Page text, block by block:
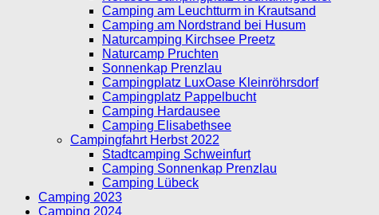
Camping am Leuchtturm in Krautsand
Camping am Nordstrand bei Husum
Naturcamping Kirchsee Preetz
Naturcamp Pruchten
Sonnenkap Prenzlau
Campingplatz LuxOase Kleinröhrsdorf
Campingplatz Pappelbucht
Camping Hardausee
Camping Elisabethsee
Campingfahrt Herbst 2022
Stadtcamping Schweinfurt
Camping Sonnenkap Prenzlau
Camping Lübeck
Camping 2023
Camping 2024